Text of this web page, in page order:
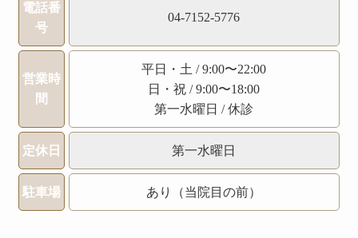
電話番
号
04-7152-5776
営業時
間
平日・土 / 9:00〜22:00
日・祝 / 9:00〜18:00
第一水曜日 / 休診
定休日 第一水曜日
駐車場 あり（当院目の前）